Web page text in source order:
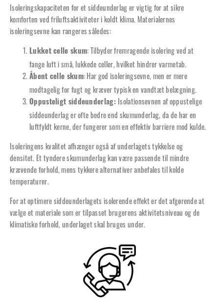
Isoleringskapaciteten for et siddeunderlag er vigtig for at sikre
komforten ved friluftsaktiviteter i koldt klima. Materialernes
isoleringsevne kan rangeres således:
Lukket celle skum: Tilbyder fremragende isolering ved at
fange luft i små, lukkede celler, hvilket hindrer varmetab.
Åbent celle skum: Har god isoleringsevne, men er mere
modtagelig for fugt og kræver typisk en vandtæt belægning.
Oppusteligt siddeunderlag: Isolationsevnen af oppustelige
siddeunderlag er ofte bedre end skumunderlag, da de har en
luftfyldt kerne, der fungerer som en effektiv barriere mod kulde.
Isoleringens kvalitet afhænger også af underlagets tykkelse og
densitet. Et tyndere skumunderlag kan være passende til mindre
krævende forhold, mens tykkere alternativer anbefales til kolde
temperaturer.
For at optimere siddeunderlagets isolerende effekt er det afgørende at
vælge et materiale som er tilpasset brugerens aktivitetsniveau og de
klimatiske forhold, underlaget skal bruges under.